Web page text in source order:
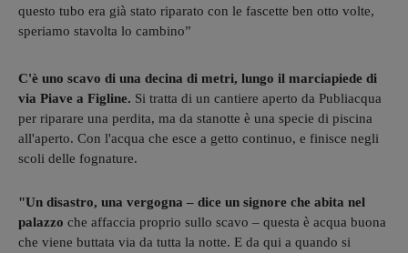
questo tubo era già stato riparato con le fascette ben otto volte,
speriamo stavolta lo cambino”
C'è uno scavo di una decina di metri, lungo il marciapiede di
via Piave a Figline. Si tratta di un cantiere aperto da Publiacqua
per riparare una perdita, ma da stanotte è una specie di piscina
all'aperto. Con l'acqua che esce a getto continuo, e finisce negli
scoli delle fognature.
"Un disastro, una vergogna – dice un signore che abita nel
palazzo che affaccia proprio sullo scavo – questa è acqua buona
che viene buttata via da tutta la notte. E da qui a quando si